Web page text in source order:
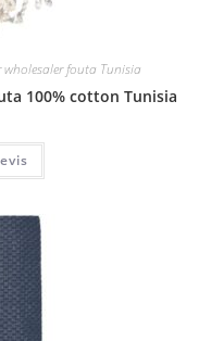
fouta Tunisia
100% cotton Tunisia